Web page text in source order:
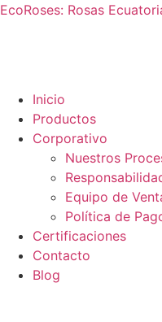
EcoRoses: Rosas
Inicio
Productos
Corporativo
Nuestros
Equipo de
Política de
Certificaciones
Contacto
Blog